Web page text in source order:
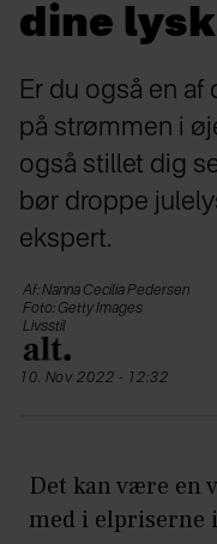
dine
Er du også en af
på strømmen i
også stillet dig
bør droppe
ekspert.
Af: Nanna Cecilia Pedersen
Foto: Getty Images
Livsstil
10. Nov 2022 - 12:32
Det kan være en
med i elpriserne